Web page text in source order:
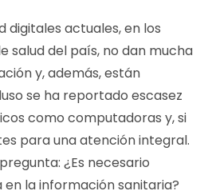
digitales actuales, en los
salud del país, no dan mucha
y, además, están
se ha reportado escasez
como computadoras y, si
para una atención integral.
¿Es necesario
la información sanitaria?